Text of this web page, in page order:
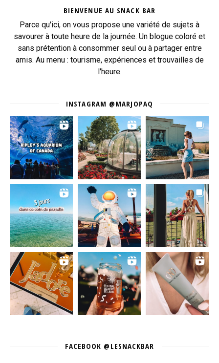
BIENVENUE AU SNACK BAR
Parce qu'ici, on vous propose une variété de sujets à
savourer à toute heure de la journée. Un blogue coloré et
sans prétention à consommer seul ou à partager entre
amis. Au menu : tourisme, expériences et trouvailles de
l'heure.
INSTAGRAM @MARJOPAQ
FACEBOOK @LESNACKBAR